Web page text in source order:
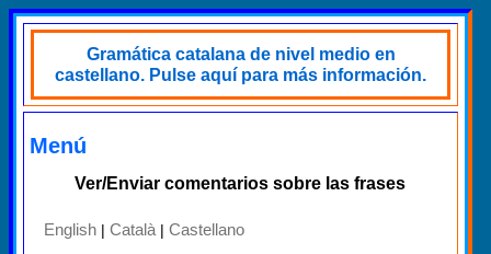
Gramática catalana de nivel medio en
castellano. Pulse aquí para más información.
Menú
Ver/Enviar comentarios sobre las frases
English | Català | Castellano